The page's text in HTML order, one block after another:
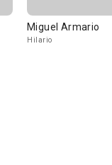
Miguel Armario
Hilario